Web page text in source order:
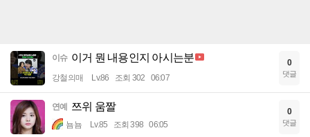
이슈 이거 뭔 내용인지 아시는분
강철의매 Lv.86 조회 302 06:07
0
댓글
연예 쯔위 움짤
뇸뇸 Lv.85 조회 398 06:05
0
댓글